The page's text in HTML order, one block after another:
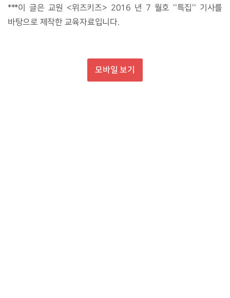
***이 글은 교원 <위즈키즈> 2016 년 7 월호 ''특집'' 기사를
바탕으로 제작한 교육자료입니다.
모바일 보기